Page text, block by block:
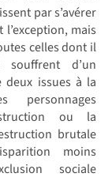
par s’avérer
mais
celles dont il
souffrent d’un
deux issues à la
personnages
ou la
brutale
moins
sociale